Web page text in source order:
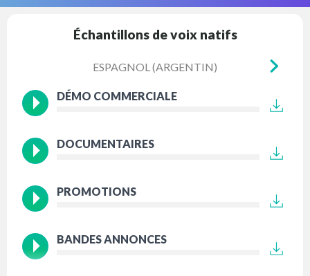
Échantillons de voix natifs
ESPAGNOL (ARGENTIN)
DÉMO COMMERCIALE
DOCUMENTAIRES
PROMOTIONS
BANDES ANNONCES